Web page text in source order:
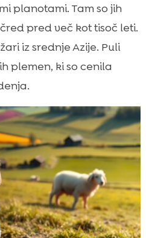
planotami. Tam so jih
pred več kot tisoč leti.
iz srednje Azije. Puli
plemen, ki so cenila